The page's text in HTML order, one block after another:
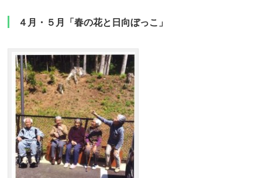
４月・５月「春の花と日向ぼっこ」